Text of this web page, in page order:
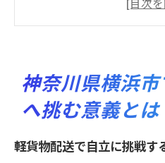
未経験から自立まで軽
未経験から始める
神奈川県横浜
へ挑む意義とは
軽貨物配送で自立に挑戦す